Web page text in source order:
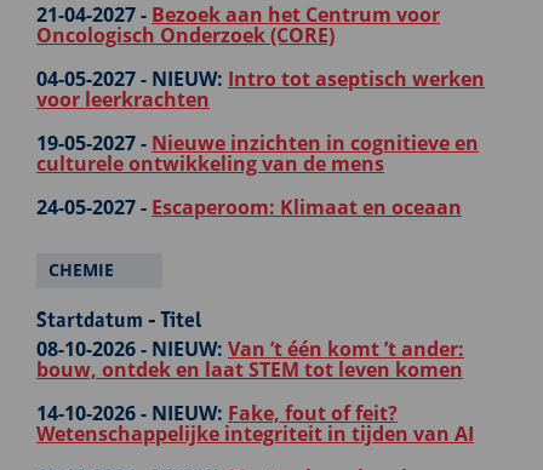
21-04-2027 - Bezoek aan het Centrum voor
Oncologisch Onderzoek (CORE)
04-05-2027 - NIEUW: Intro tot aseptisch werken
voor leerkrachten
19-05-2027 - Nieuwe inzichten in cognitieve en
culturele ontwikkeling van de mens
24-05-2027 - Escaperoom: Klimaat en oceaan
CHEMIE
Startdatum - Titel
08-10-2026 - NIEUW: Van ’t één komt ’t ander:
bouw, ontdek en laat STEM tot leven komen
14-10-2026 - NIEUW: Fake, fout of feit?
Wetenschappelijke integriteit in tijden van AI